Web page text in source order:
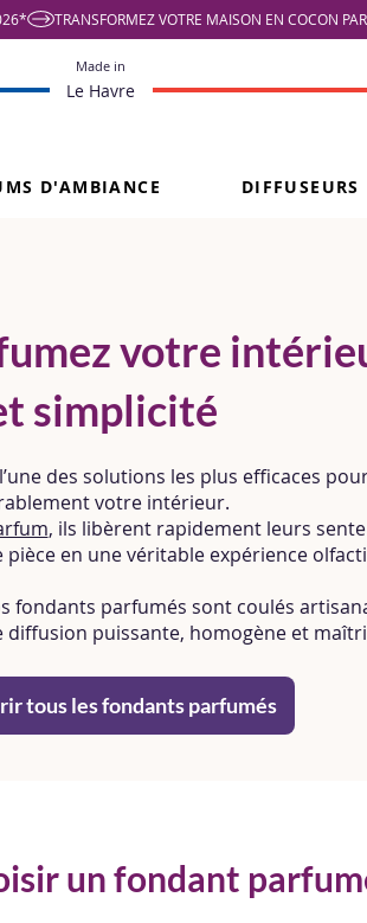
Made in
Le Havre
D'AMBIANCE DIFFUSEURS
votre
simplicité
des solutions les plus efficaces
votre intérieur.
, ils libèrent rapidement leurs
en une véritable expérience
fondants parfumés sont coulés
puissante, homogène et
tous les fondants parfumés
un fondant